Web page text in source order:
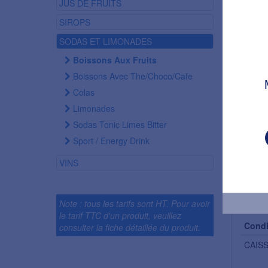
JUS DE FRUITS
SIROPS
SODAS ET LIMONADES
Boissons Aux Fruits
Boissons Avec The/choco/cafe
Colas
Limonades
Sodas Tonic Limes Bitter
Sport / Energy Drink
VINS
Note : tous les tarifs sont HT. Pour avoir
le tarif TTC d'un produit, veuillez
consulter la fiche détaillée du produit.